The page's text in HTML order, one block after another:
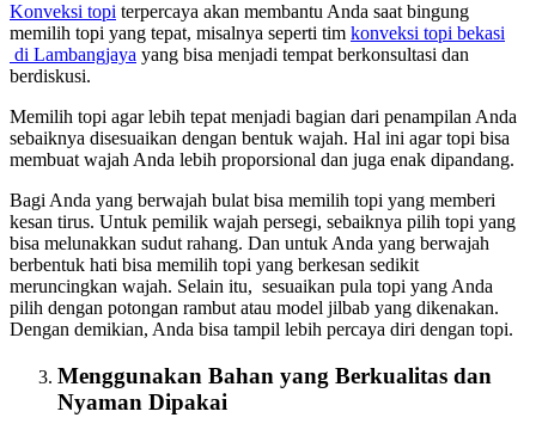
Konveksi topi terpercaya akan membantu Anda saat bingung
memilih topi yang tepat, misalnya seperti tim konveksi topi bekasi
di Lambangjaya yang bisa menjadi tempat berkonsultasi dan
berdiskusi.
Memilih topi agar lebih tepat menjadi bagian dari penampilan Anda
sebaiknya disesuaikan dengan bentuk wajah. Hal ini agar topi bisa
membuat wajah Anda lebih proporsional dan juga enak dipandang.
Bagi Anda yang berwajah bulat bisa memilih topi yang memberi
kesan tirus. Untuk pemilik wajah persegi, sebaiknya pilih topi yang
bisa melunakkan sudut rahang. Dan untuk Anda yang berwajah
berbentuk hati bisa memilih topi yang berkesan sedikit
meruncingkan wajah. Selain itu, sesuaikan pula topi yang Anda
pilih dengan potongan rambut atau model jilbab yang dikenakan.
Dengan demikian, Anda bisa tampil lebih percaya diri dengan topi.
Menggunakan Bahan yang Berkualitas dan
Nyaman Dipakai